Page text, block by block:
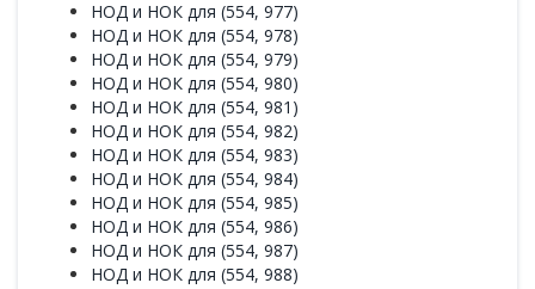
НОД и НОК для (554, 977)
НОД и НОК для (554, 978)
НОД и НОК для (554, 979)
НОД и НОК для (554, 980)
НОД и НОК для (554, 981)
НОД и НОК для (554, 982)
НОД и НОК для (554, 983)
НОД и НОК для (554, 984)
НОД и НОК для (554, 985)
НОД и НОК для (554, 986)
НОД и НОК для (554, 987)
НОД и НОК для (554, 988)